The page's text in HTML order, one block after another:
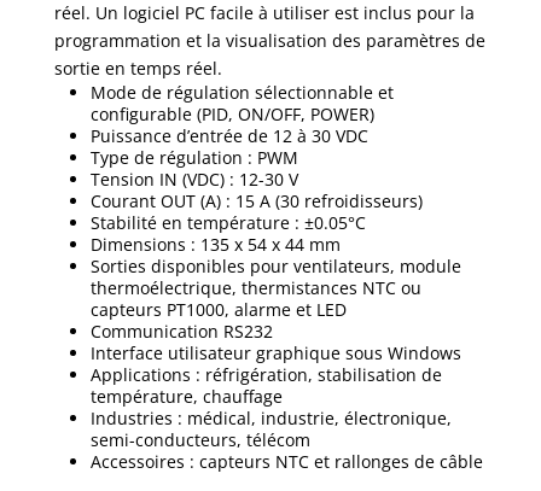
réel. Un logiciel PC facile à utiliser est inclus pour la
programmation et la visualisation des paramètres de
sortie en temps réel.
Mode de régulation sélectionnable et
configurable (PID, ON/OFF, POWER)
Puissance d’entrée de 12 à 30 VDC
Type de régulation : PWM
Tension IN (VDC) : 12-30 V
Courant OUT (A) : 15 A (30 refroidisseurs)
Stabilité en température : ±0.05°C
Dimensions : 135 x 54 x 44 mm
Sorties disponibles pour ventilateurs, module
thermoélectrique, thermistances NTC ou
capteurs PT1000, alarme et LED
Communication RS232
Interface utilisateur graphique sous Windows
Applications : réfrigération, stabilisation de
température, chauffage
Industries : médical, industrie, électronique,
semi-conducteurs, télécom
Accessoires : capteurs NTC et rallonges de câble